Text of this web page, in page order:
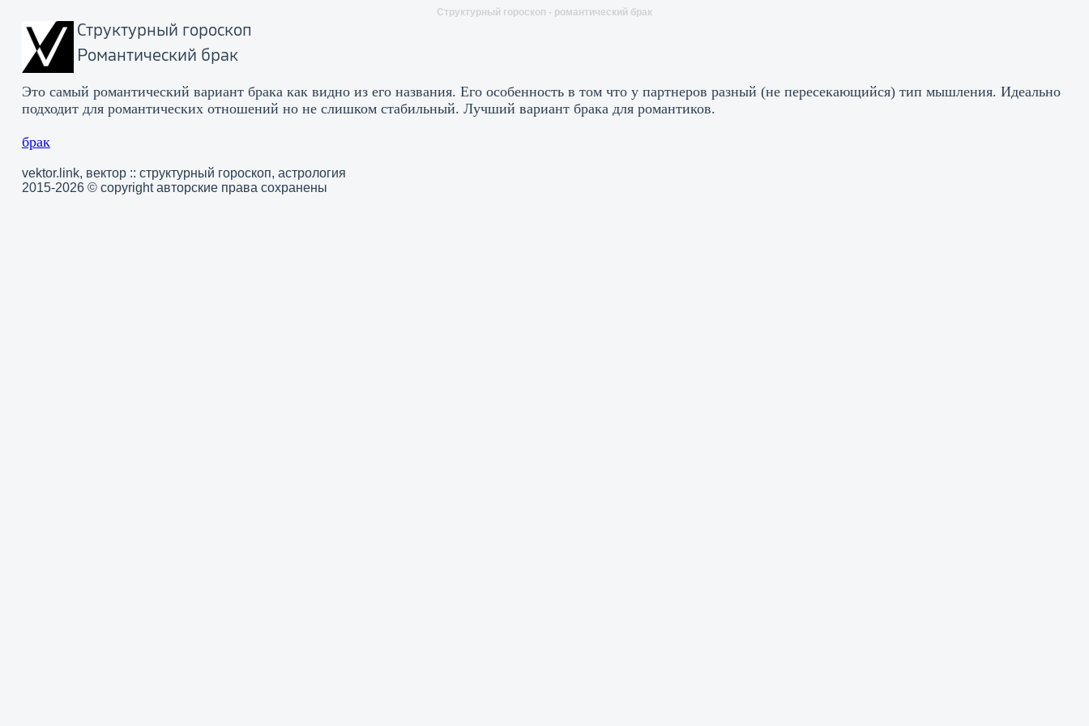
Структурный гороскоп - романтический брак
Структурный гороскоп
романтический брак
Это самый романтический вариант брака как видно из его названия. Его особенность в том что у партнеров разный (не пересекающийся) тип мышления. Идеально
подходит для романтических отношений но не слишком стабильный. Лучший вариант брака для романтиков.
брак
vektor.link, вектор :: структурный гороскоп, астрология
2015-2026 © copyright авторские права сохранены